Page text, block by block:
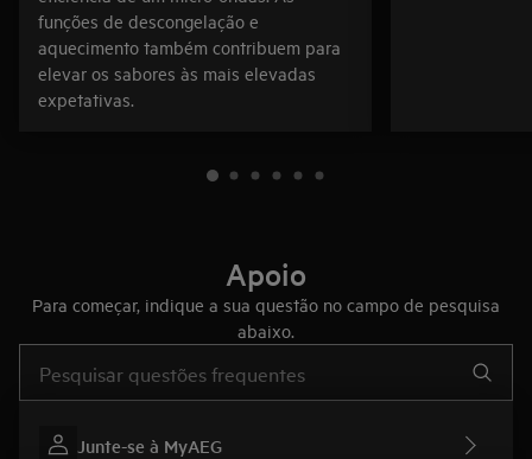
funções de descongelação e
aquecimento também contribuem para
elevar os sabores às mais elevadas
expetativas.
Apoio
Para começar, indique a sua questão no campo de pesquisa
abaixo.
Junte-se à MyAEG